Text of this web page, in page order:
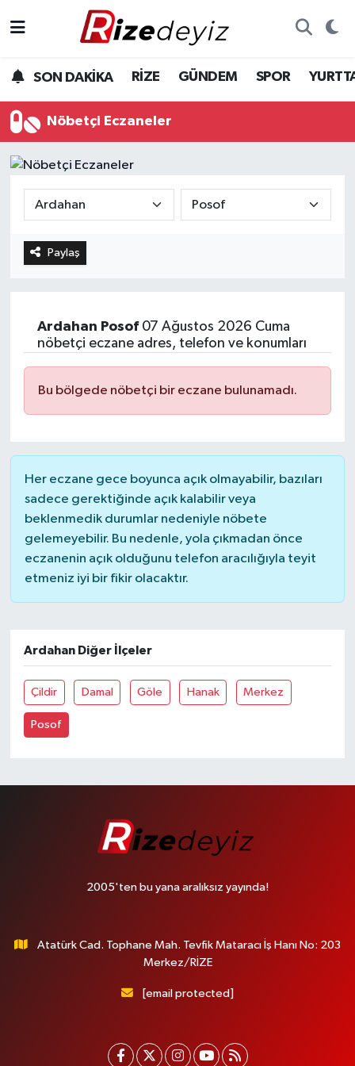
SON DAKİKA RİZE GÜNDEM SPOR
Nöbetçi Eczaneler
Paylaş
Ardahan Posof07 Ağustos 2026 Cuma
nöbetçi eczane adres, telefon ve konumları
Bu bölgede nöbetçi bir eczane bulunamadı.
Her eczane gece boyunca açık olmayabilir, bazıları
sadece gerektiğinde açık kalabilir veya
beklenmedik durumlar nedeniyle nöbete
gelemeyebilir. Bu nedenle, yola çıkmadan önce
eczanenin açık olduğunu telefon aracılığıyla teyit
etmeniz iyi bir fikir olacaktır.
Ardahan Diğer İlçeler
Çildir Damal Göle Hanak Merkez
Posof
2005'ten bu yana aralıksız yayında!
Atatürk Cad. Tophane Mah. Tevfik Mataracı İş Hanı No: 203
Merkez/RİZE
[email protected]
Gündem
Yurttan Haberler
Teknoloji
Sağlık
Rize Hava Durumu
Rize Trafik Yoğunluk Haritası
Tüm Manşetler
Son Dakika Haberleri